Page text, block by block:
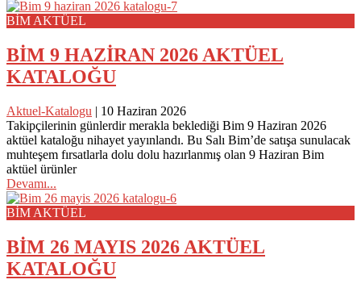
BİM AKTÜEL
BİM 9 HAZİRAN 2026 AKTÜEL
KATALOĞU
Aktuel-Katalogu | 10 Haziran 2026
Takipçilerinin günlerdir merakla beklediği Bim 9 Haziran 2026
aktüel kataloğu nihayet yayınlandı. Bu Salı Bim’de satışa sunulacak
muhteşem fırsatlarla dolu dolu hazırlanmış olan 9 Haziran Bim
aktüel ürünler
Devamı...
BİM AKTÜEL
BİM 26 MAYIS 2026 AKTÜEL
KATALOĞU